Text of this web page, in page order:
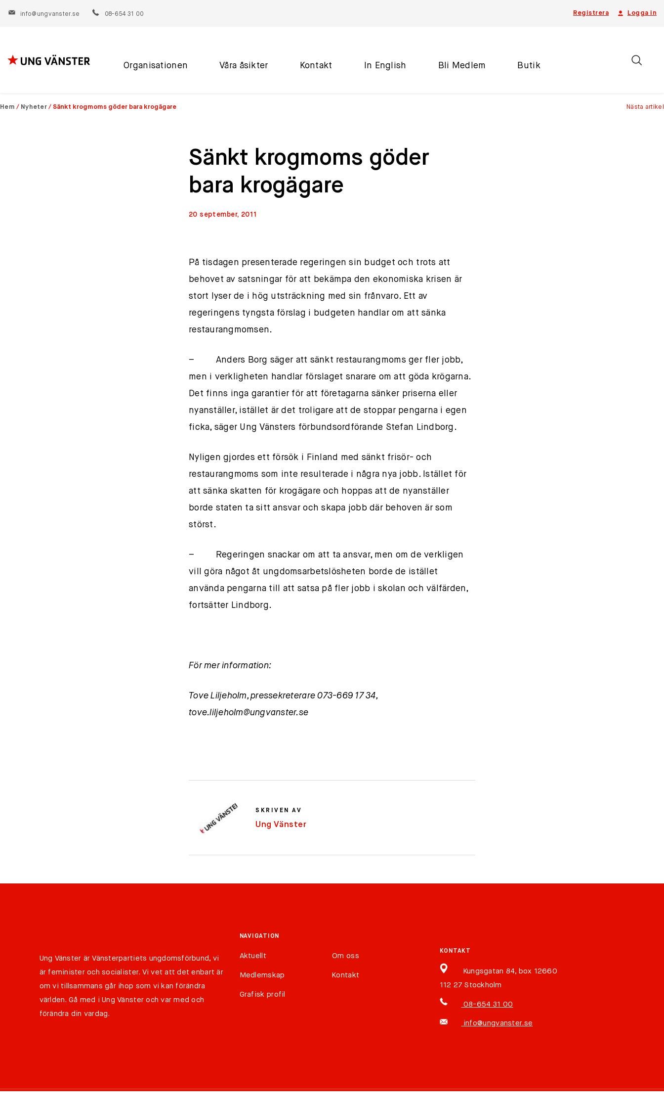
Registrera Logga in
info@ungvanster.se 08-654 31 00
Hoppa
Organisationen Våra åsikter Kontakt In English Bli Medlem Butik
Hem / Nyheter /Sänkt krogmoms göder bara krogägare Nästa artikel
Sänkt krogmoms göder
bara krogägare
20 september, 2011
På tisdagen presenterade regeringen sin budget och trots att
behovet av satsningar för att bekämpa den ekonomiska krisen är
stort lyser de i hög utsträckning med sin frånvaro. Ett av
regeringens tyngsta förslag i budgeten handlar om att sänka
restaurangmomsen.
– Anders Borg säger att sänkt restaurangmoms ger fler jobb,
men i verkligheten handlar förslaget snarare om att göda krögarna.
Det finns inga garantier för att företagarna sänker priserna eller
nyanställer, istället är det troligare att de stoppar pengarna i egen
ficka, säger Ung Vänsters förbundsordförande Stefan Lindborg.
Nyligen gjordes ett försök i Finland med sänkt frisör- och
restaurangmoms som inte resulterade i några nya jobb. Istället för
att sänka skatten för krogägare och hoppas att de nyanställer
borde staten ta sitt ansvar och skapa jobb där behoven är som
störst.
– Regeringen snackar om att ta ansvar, men om de verkligen
vill göra något åt ungdomsarbetslösheten borde de istället
använda pengarna till att satsa på fler jobb i skolan och välfärden,
fortsätter Lindborg.
För mer information:
Tove Liljeholm, pressekreterare 073-669 17 34,
tove.liljeholm@ungvanster.se
SKRIVEN AV
Ung Vänster
Ung Vänster är Vänsterpartiets ungdomsförbund, vi
är feminister och socialister. Vi vet att det enbart är
om vi tillsammans går ihop som vi kan förändra
världen. Gå med i Ung Vänster och var med och
förändra din vardag.
NAVIGATION
Aktuellt Om oss
Medlemskap Kontakt
Grafisk profil
KONTAKT
Kungsgatan 84, box 12660
112 27 Stockholm
08-654 31 00
info@ungvanster.se